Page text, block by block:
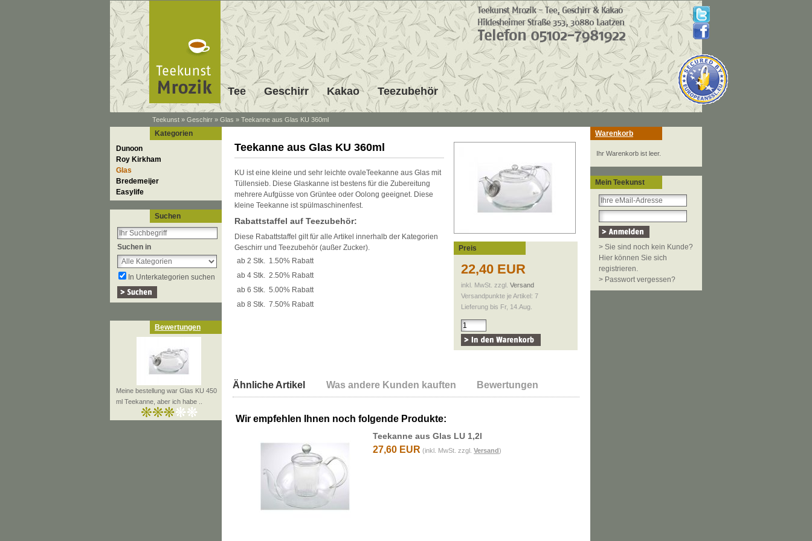
Tee Geschirr Kakao Teezubehör
Teekunst » Geschirr » Glas » Teekanne aus Glas KU 360ml
Kategorien
Dunoon
Roy Kirkham
Glas
Bredemeijer
Easylife
Suchen
Suchen in
In Unterkategorien suchen
Bewertungen
Meine bestellung war Glas KU 450
ml Teekanne, aber ich habe ..
Teekanne aus Glas KU 360ml
KU ist eine kleine und sehr leichte ovaleTeekanne aus Glas mit
Tüllensieb. Diese Glaskanne ist bestens für die Zubereitung
mehrere Aufgüsse von Grüntee oder Oolong geeignet. Diese
kleine Teekanne ist spülmaschinenfest.
Rabattstaffel auf Teezubehör:
Diese Rabattstaffel gilt für alle Artikel innerhalb der Kategorien
Geschirr und Teezubehör (außer Zucker).
ab 2 Stk. 1.50% Rabatt
ab 4 Stk. 2.50% Rabatt
ab 6 Stk. 5.00% Rabatt
ab 8 Stk. 7.50% Rabatt
Preis
22,40 EUR
inkl. MwSt. zzgl. Versand
Versandpunkte je Artikel: 7
Lieferung bis Fr, 14.Aug.
Ähnliche Artikel Was andere Kunden kauften Bewertungen
Wir empfehlen Ihnen noch folgende Produkte:
Teekanne aus Glas LU 1,2l
27,60 EUR (inkl. MwSt. zzgl.Versand)
Warenkorb
Ihr Warenkorb ist leer.
Mein Teekunst
> Sie sind noch kein Kunde?
Hier können Sie sich
registrieren.
> Passwort vergessen?